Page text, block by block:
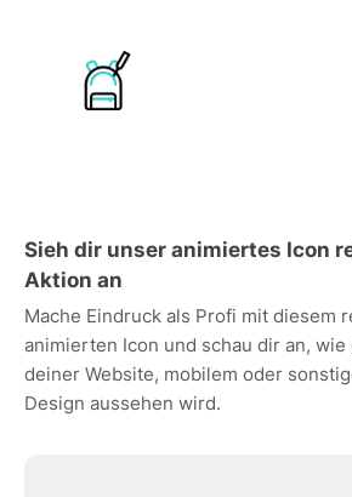
Sieh dir unser animiertes Icon
Aktion an
Mache Eindruck als Profi mit diesem
animierten Icon und schau dir an,
deiner Website, mobilem oder
Design aussehen wird.